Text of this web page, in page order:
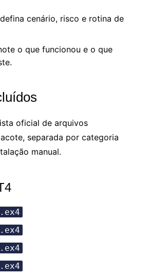
defina cenário, risco e rotina de
o que funcionou e o que
oficial de arquivos
separada por categoria
manual.